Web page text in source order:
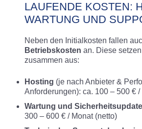
LAUFENDE KOSTEN:
WARTUNG UND
Neben den Initialkosten fallen
Betriebskosten an. Diese
zusammen aus:
Hosting (je nach Anbieter &
Anforderungen): ca. 100 – 500 € /
Wartung und
300 – 600 € / Monat (netto)